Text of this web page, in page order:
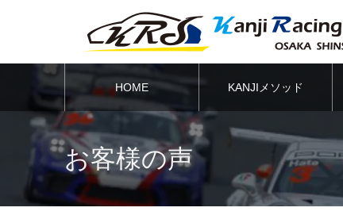
HOME KANJIメソッド
お客様の声